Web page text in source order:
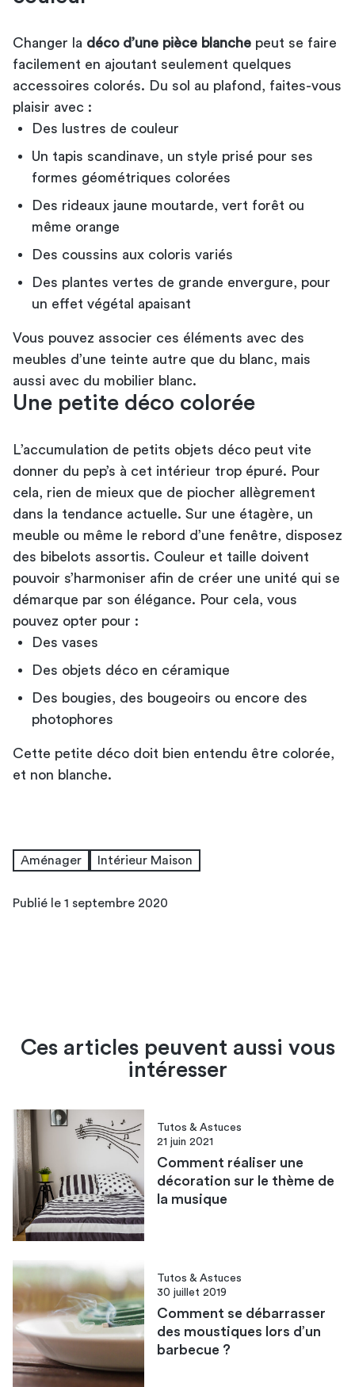
Changer la déco d’une pièce blanche peut se faire
facilement en ajoutant seulement quelques
accessoires colorés. Du sol au plafond, faites-vous
plaisir avec :
Des lustres de couleur
Un tapis scandinave, un style prisé pour ses
formes géométriques colorées
Des rideaux jaune moutarde, vert forêt ou
même orange
Des coussins aux coloris variés
Des plantes vertes de grande envergure, pour
un effet végétal apaisant
Vous pouvez associer ces éléments avec des
meubles d’une teinte autre que du blanc, mais
aussi avec du mobilier blanc.
Une petite déco colorée
L’accumulation de petits objets déco peut vite
donner du pep’s à cet intérieur trop épuré. Pour
cela, rien de mieux que de piocher allègrement
dans la tendance actuelle. Sur une étagère, un
meuble ou même le rebord d’une fenêtre, disposez
des bibelots assortis. Couleur et taille doivent
pouvoir s’harmoniser afin de créer une unité qui se
démarque par son élégance. Pour cela, vous
pouvez opter pour :
Des vases
Des objets déco en céramique
Des bougies, des bougeoirs ou encore des
photophores
Cette petite déco doit bien entendu être colorée,
et non blanche.
Aménager Intérieur Maison
Publié le 1 septembre 2020
Ces articles peuvent aussi vous
intéresser
Tutos & Astuces
21 juin 2021
Comment réaliser une
décoration sur le thème de
la musique
Tutos & Astuces
30 juillet 2019
Comment se débarrasser
des moustiques lors d’un
barbecue ?